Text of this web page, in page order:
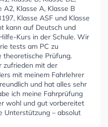
A2, Klasse A, Klasse B
Klasse ASF und Klasse
kann auf Deutsch und
Kurs in der Schule. Wir
tests am PC zu
theoretische Prüfung.
zufrieden mit der
mit meinem Fahrlehrer
und hat alles sehr
ich meine Fahrprüfung
wohl und gut vorbereitet
Unterstützung – absolut